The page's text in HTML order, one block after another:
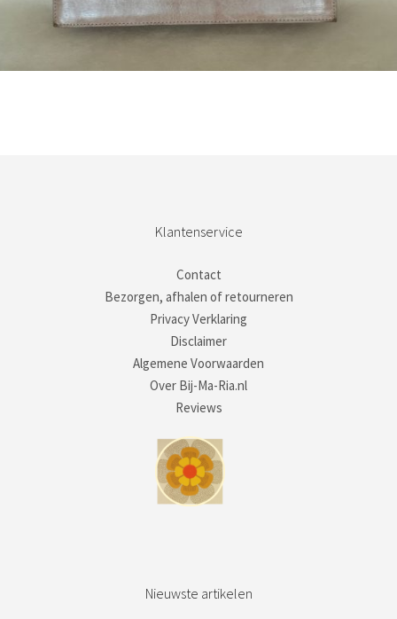
Klantenservice
Contact
Bezorgen, afhalen of retourneren
Privacy Verklaring
Disclaimer
Algemene Voorwaarden
Over Bij-Ma-Ria.nl
Reviews
Nieuwste artikelen